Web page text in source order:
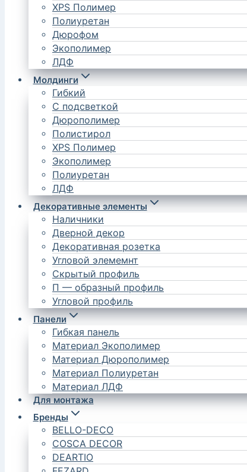
XPS Полимер
Полиуретан
Дюрофом
Экополимер
ЛДФ
Молдинги
Гибкий
С подсветкой
Дюрополимер
Полистирол
XPS Полимер
Экополимер
Полиуретан
ЛДФ
Декоративные элементы
Наличники
Дверной декор
Декоративная розетка
Угловой элемемнт
Скрытый профиль
П — образный профиль
Угловой профиль
Панели
Гибкая панель
Материал Экополимер
Материал Дюрополимер
Материал Полиуретан
Материал ЛДФ
Для монтажа
Бренды
BELLO-DECO
COSCA DECOR
DEARTIO